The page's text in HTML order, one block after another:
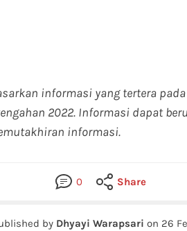
informasi yang tertera
2022. Informasi dapat
informasi.
0 Share
by Dhyayi Warapsari on 26